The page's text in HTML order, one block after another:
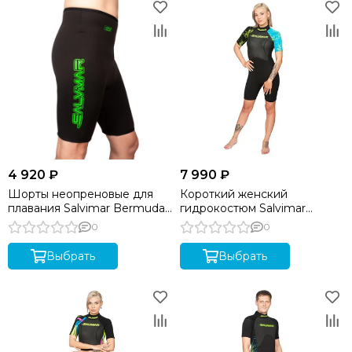
4 920 ₽
Шорты неопреновые для
плавания Salvimar Bermuda
2.5 мм
0
Выбрать
7 990 ₽
Короткий женский
гидрокостюм Salvimar
GARDA Splashy Shorty lady
3мм
0
Выбрать